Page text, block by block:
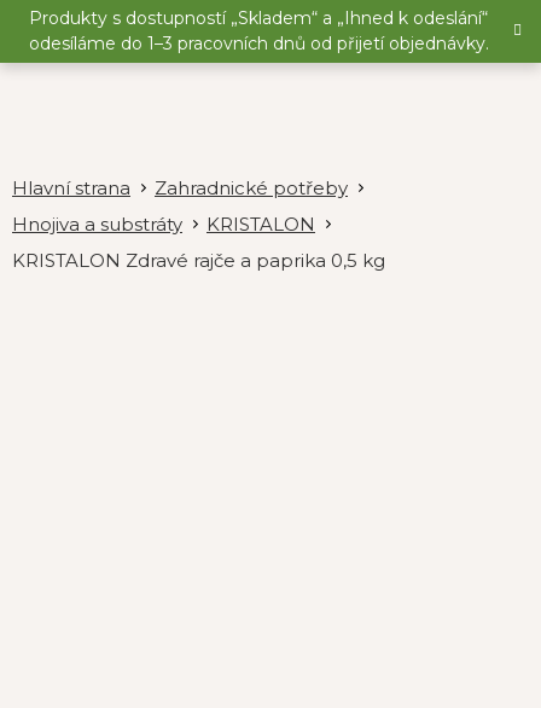
Přejít
obsah
Produkty s dostupností „Skladem“ a „Ihned k odeslání“
odesíláme do 1–3 pracovních dnů od přijetí objednávky.
Zahradnické potřeby
Hnojiva a substráty
KRISTALON
KRISTALON Zdravé rajče a paprika 0,5 kg